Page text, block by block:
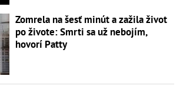
Zomrela na šesť minút a zažila život
po živote: Smrti sa už nebojím,
hovorí Patty